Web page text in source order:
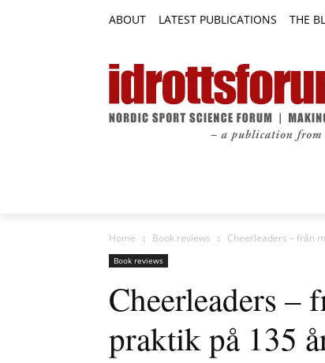
ABOUT LATEST PUBLICATIONS THE
Home Book reviews Cheerleaders – från
Book reviews
Cheerleaders
praktik på 135